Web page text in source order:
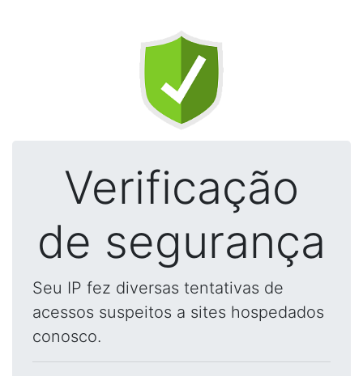
Verificação
de segurança
Seu IP fez diversas tentativas de
acessos suspeitos a sites hospedados
conosco.